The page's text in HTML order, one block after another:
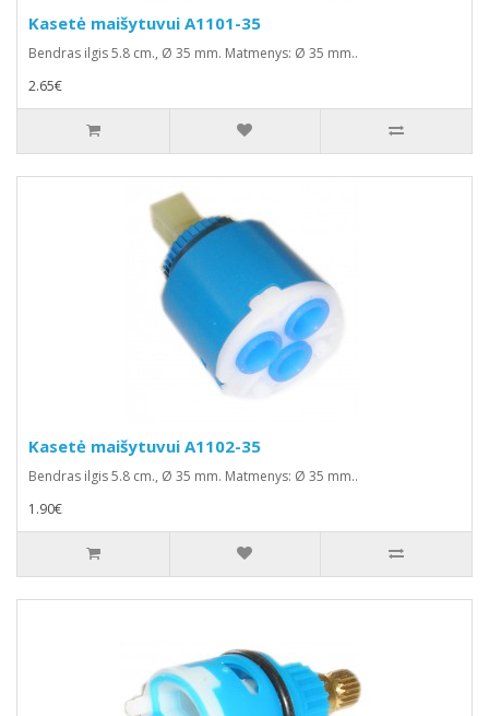
Kasetė maišytuvui A1101-35
Bendras ilgis 5.8 cm., Ø 35 mm. Matmenys: Ø 35 mm..
2.65€
Kasetė maišytuvui A1102-35
Bendras ilgis 5.8 cm., Ø 35 mm. Matmenys: Ø 35 mm..
1.90€